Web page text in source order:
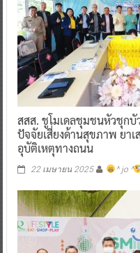
สสส. ชูโมเดลชุมชนหัวชุก
ปัจจัยเสี่ยงด้านสุขภาพ ยา
อุบัติเหตุทางถนน
22 เมษายน 2025 ^ jo ^